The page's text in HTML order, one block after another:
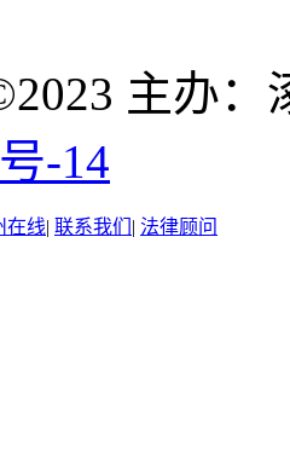
主办
-14
在线| 联系我们 | 法律顾问